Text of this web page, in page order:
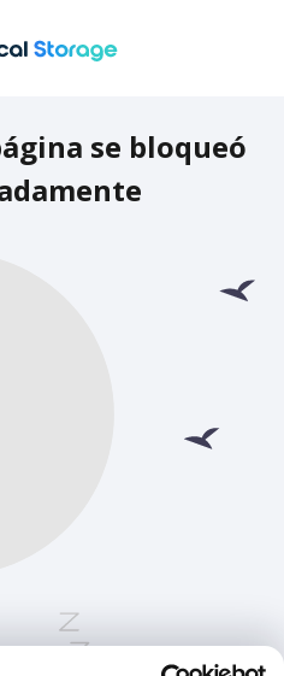
se bloqueó